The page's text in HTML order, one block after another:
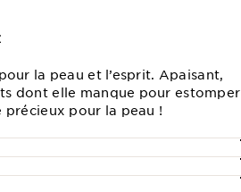
la peau et l’esprit. Apaisant,
dont elle manque pour estomper
précieux pour la peau !